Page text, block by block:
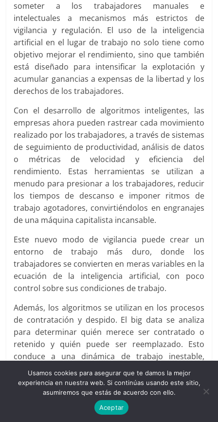
someter a los trabajadores manuales e
intelectuales a mecanismos más estrictos de
vigilancia y regulación. El uso de la inteligencia
artificial en el lugar de trabajo no solo tiene como
objetivo mejorar el rendimiento, sino que también
está diseñado para intensificar la explotación y
acumular ganancias a expensas de la libertad y los
derechos de los trabajadores.
Con el desarrollo de algoritmos inteligentes, las
empresas ahora pueden rastrear cada movimiento
realizado por los trabajadores, a través de sistemas
de seguimiento de productividad, análisis de datos
o métricas de velocidad y eficiencia del
rendimiento. Estas herramientas se utilizan a
menudo para presionar a los trabajadores, reducir
los tiempos de descanso e imponer ritmos de
trabajo agotadores, convirtiéndolos en engranajes
de una máquina capitalista incansable.
Este nuevo modo de vigilancia puede crear un
entorno de trabajo más duro, donde los
trabajadores se convierten en meras variables en la
ecuación de la inteligencia artificial, con poco
control sobre sus condiciones de trabajo.
Además, los algoritmos se utilizan en los procesos
de contratación y despido. El big data se analiza
para determinar quién merece ser contratado o
retenido y quién puede ser reemplazado. Esto
conduce a una dinámica de trabajo inestable,
donde muchos trabajadores son marginados y
fácilmente descartados en base a estándares
cuantitativos rígidos, sin tener en cuenta los
aspectos humanos o sociales.
Usamos cookies para asegurar que te damos la mejor
experiencia en nuestra web. Si continúas usando este sitio,
asumiremos que estás de acuerdo con ello.
Aceptar